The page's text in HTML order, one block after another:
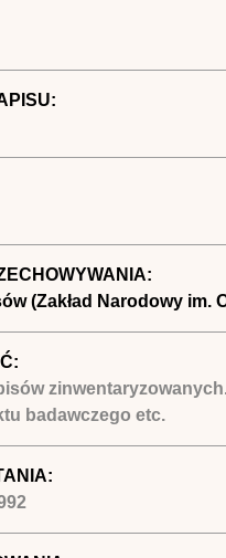
(Zakład Narodowy im.
badawczego etc.